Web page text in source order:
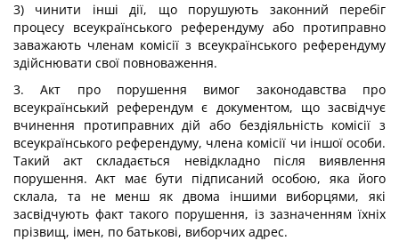
3) чинити інші дії, що порушують законний перебіг
процесу всеукраїнського референдуму або протиправно
заважають членам комісії з всеукраїнського референдуму
здійснювати свої повноваження.
3. Акт про порушення вимог законодавства про
всеукраїнський референдум є документом, що засвідчує
вчинення протиправних дій або бездіяльність комісії з
всеукраїнського референдуму, члена комісії чи іншої особи.
Такий акт складається невідкладно після виявлення
порушення. Акт має бути підписаний особою, яка його
склала, та не менш як двома іншими виборцями, які
засвідчують факт такого порушення, із зазначенням їхніх
прізвищ, імен, по батькові, виборчих адрес.